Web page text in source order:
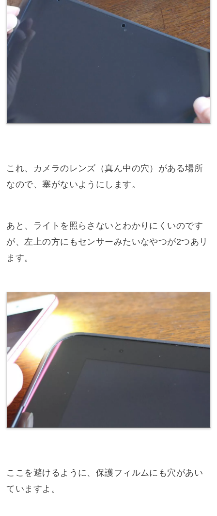
これ、カメラのレンズ（真ん中の穴）がある場所
なので、塞がないようにします。
あと、ライトを照らさないとわかりにくいのです
が、左上の方にもセンサーみたいなやつが2つあリ
ます。
ここを避けるように、保護フィルムにも穴があい
ていますよ。